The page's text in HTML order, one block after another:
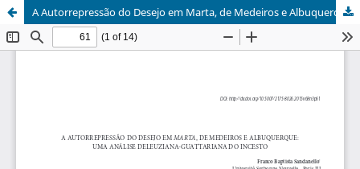
A Autorrepressão do Desejo em Marta, de Medeiros e Albuquerque: Uma Análise Deuleziana-Guattariana do Incesto